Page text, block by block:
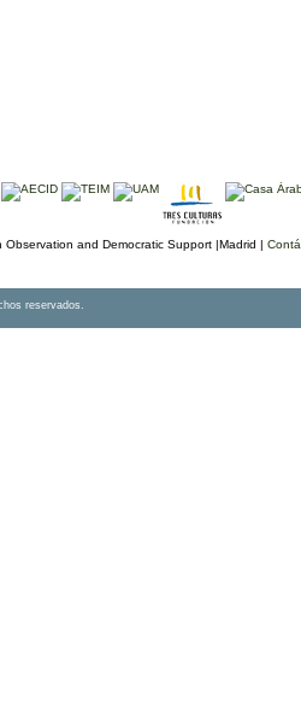
and Democratic Support |Madrid |
reservados.